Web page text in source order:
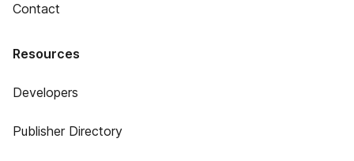
Contact
Resources
Developers
Publisher Directory